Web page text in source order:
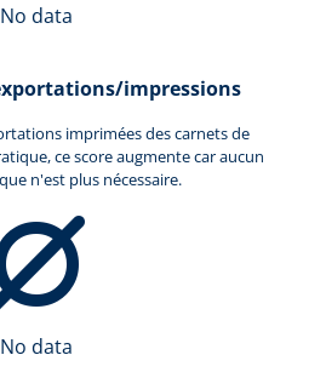
No data
impressions
imprimées des carnets de
ce score augmente car aucun
n'est plus nécessaire.
No data